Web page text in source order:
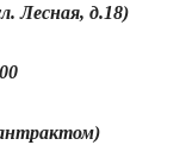
Лесная, д.18)